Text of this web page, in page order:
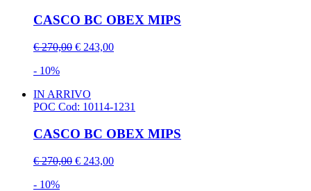
CASCO BC OBEX MIPS
€ 270,00 € 243,00
- 10%
IN ARRIVO
POC Cod: 10114-1231
CASCO BC OBEX MIPS
€ 270,00 € 243,00
- 10%